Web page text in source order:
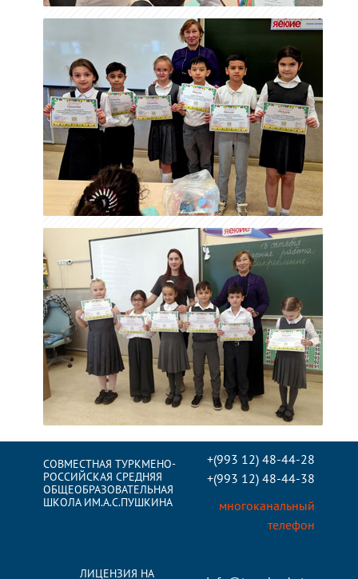
СОВМЕСТНАЯ ТУРКМЕНО-
РОССИЙСКАЯ СРЕДНЯЯ
ОБЩЕОБРАЗОВАТЕЛЬНАЯ
ШКОЛА ИМ.А.С.ПУШКИНА
ЛИЦЕНЗИЯ НА
+(993 12) 48-44-28
+(993 12) 48-44-38
многоканальный
телефон